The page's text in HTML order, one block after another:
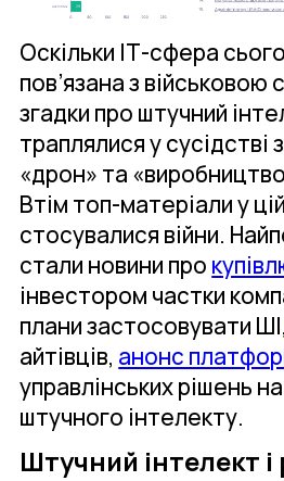
Оскільки ІТ-сфера
пов’язана з військовою
згадки про штучний
траплялися у сусідстві
«дрон» та
Втім топ-матеріали у
стосувалися війни.
стали новини про
інвестором частки
плани застосовувати ШІ,
айтівців, анонс
управлінських рішень
штучного інтелекту.
Штучний інтелект і